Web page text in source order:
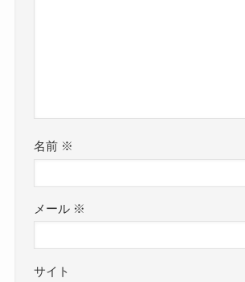
名前 ※
メール ※
サイト